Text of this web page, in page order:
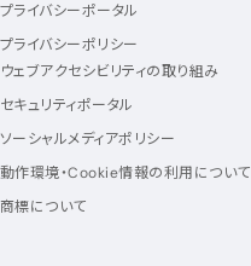
プライバシーポータル
プライバシーポリシー
ウェブアクセシビリティの取り組み
セキュリティポータル
ソーシャルメディアポリシー
動作環境・Cookie情報の利用について
商標について